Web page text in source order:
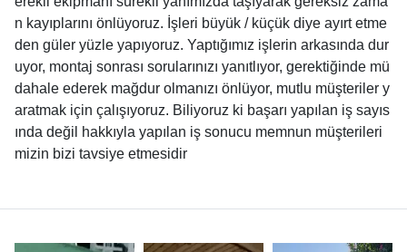
n kayıplarını önlüyoruz. İşleri büyük / küçük diye ayırt etme
den güler yüzle yapıyoruz. Yaptığımız işlerin arkasında dur
uyor, montaj sonrası sorularınızı yanıtlıyor, gerektiğinde mü
dahale ederek mağdur olmanızı önlüyor, mutlu müşteriler y
aratmak için çalışıyoruz. Biliyoruz ki başarı yapılan iş sayıs
ında değil hakkıyla yapılan iş sonucu memnun müşterileri
mizin bizi tavsiye etmesidir